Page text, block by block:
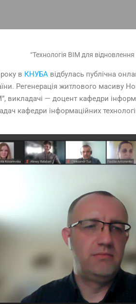
“Технологія BIM для
в КНУБА відбулась публічна
Регенерація житлового масиву
викладачі — доцент кафедри
кафедри інформаційних